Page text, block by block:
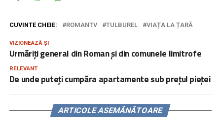
CUVINTE CHEIE: ROMANTV TULBUREL VIAȚA LA ȚARĂ
VIZIONEAZĂ ȘI
Urmăriți general din Roman și din comunele limitrofe
RELEVANT
De unde puteți cumpăra apartamente sub prețul pieței
ARTICOLE ASEMĂNĂTOARE